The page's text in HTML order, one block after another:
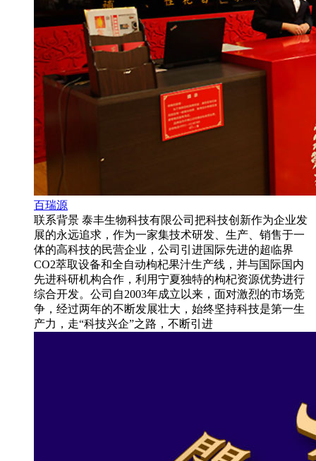
百瑞源
联系背景 泰丰生物科技有限公司把科技创新作为企业发
展的永远追求，作为一家集技术研发、生产、销售于一
体的高科技的民营企业，公司引进国际先进的超临界
CO2萃取设备和全自动枸杞果汁生产线，并与国际国内
先进科研机构合作，利用宁夏独特的枸杞资源优势进行
综合开发。公司自2003年成立以来，面对激烈的市场竞
争，经过两年的不断发展壮大，始终坚持科技是第一生
产力，走“科技兴企”之路，不断引进